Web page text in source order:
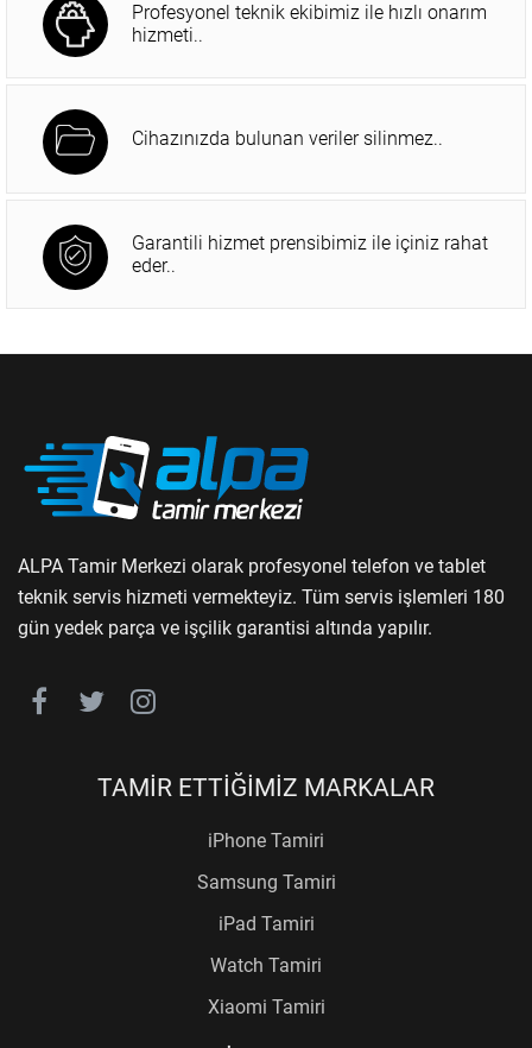
Profesyonel teknik ekibimiz ile hızlı onarım
hizmeti..
Cihazınızda bulunan veriler silinmez..
Garantili hizmet prensibimiz ile içiniz rahat
eder..
ALPA Tamir Merkezi olarak profesyonel telefon ve tablet
teknik servis hizmeti vermekteyiz. Tüm servis işlemleri 180
gün yedek parça ve işçilik garantisi altında yapılır.
TAMİR ETTİĞİMİZ MARKALAR
iPhone Tamiri
Samsung Tamiri
iPad Tamiri
Watch Tamiri
Xiaomi Tamiri